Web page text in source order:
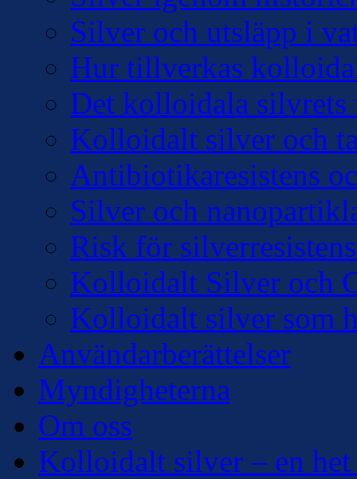
Silver och utsläpp i
Hur tillverkas
Det kolloidala silvrets
Kolloidalt silver och
Antibiotikaresistens
Silver och
Risk för
Kolloidalt Silver och
Kolloidalt silver som
Användarberättelser
Myndigheterna
Om oss
Kolloidalt silver – en het